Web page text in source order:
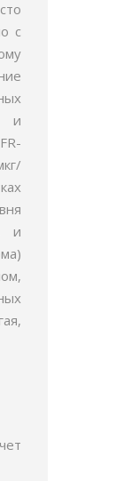
с
и
и